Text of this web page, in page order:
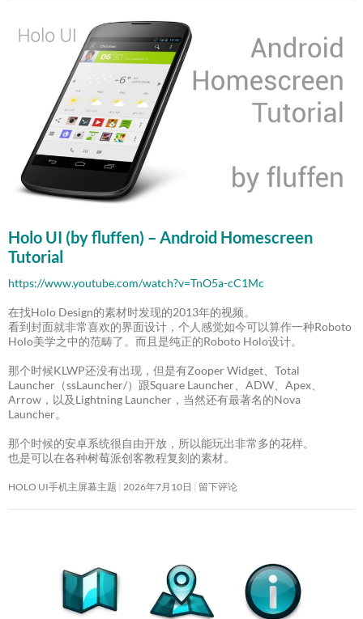
Holo UI (by fluffen) – Android Homescreen
Tutorial
https://www.youtube.com/watch?v=TnO5a-cC1Mc
在找Holo Design的素材时发现的2013年的视频。
看到封面就非常喜欢的界面设计，个人感觉如今可以算作一种Roboto
Holo美学之中的范畴了。而且是纯正的Roboto Holo设计。
那个时候KLWP还没有出现，但是有Zooper Widget、Total
Launcher（ssLauncher/）跟Square Launcher、ADW、Apex、
Arrow，以及Lightning Launcher，当然还有最著名的Nova
Launcher。
那个时候的安卓系统很自由开放，所以能玩出非常多的花样。
也是可以在各种树莓派创客教程复刻的素材。
HOLO UI手机主屏幕主题 2026年7月10日 留下评论